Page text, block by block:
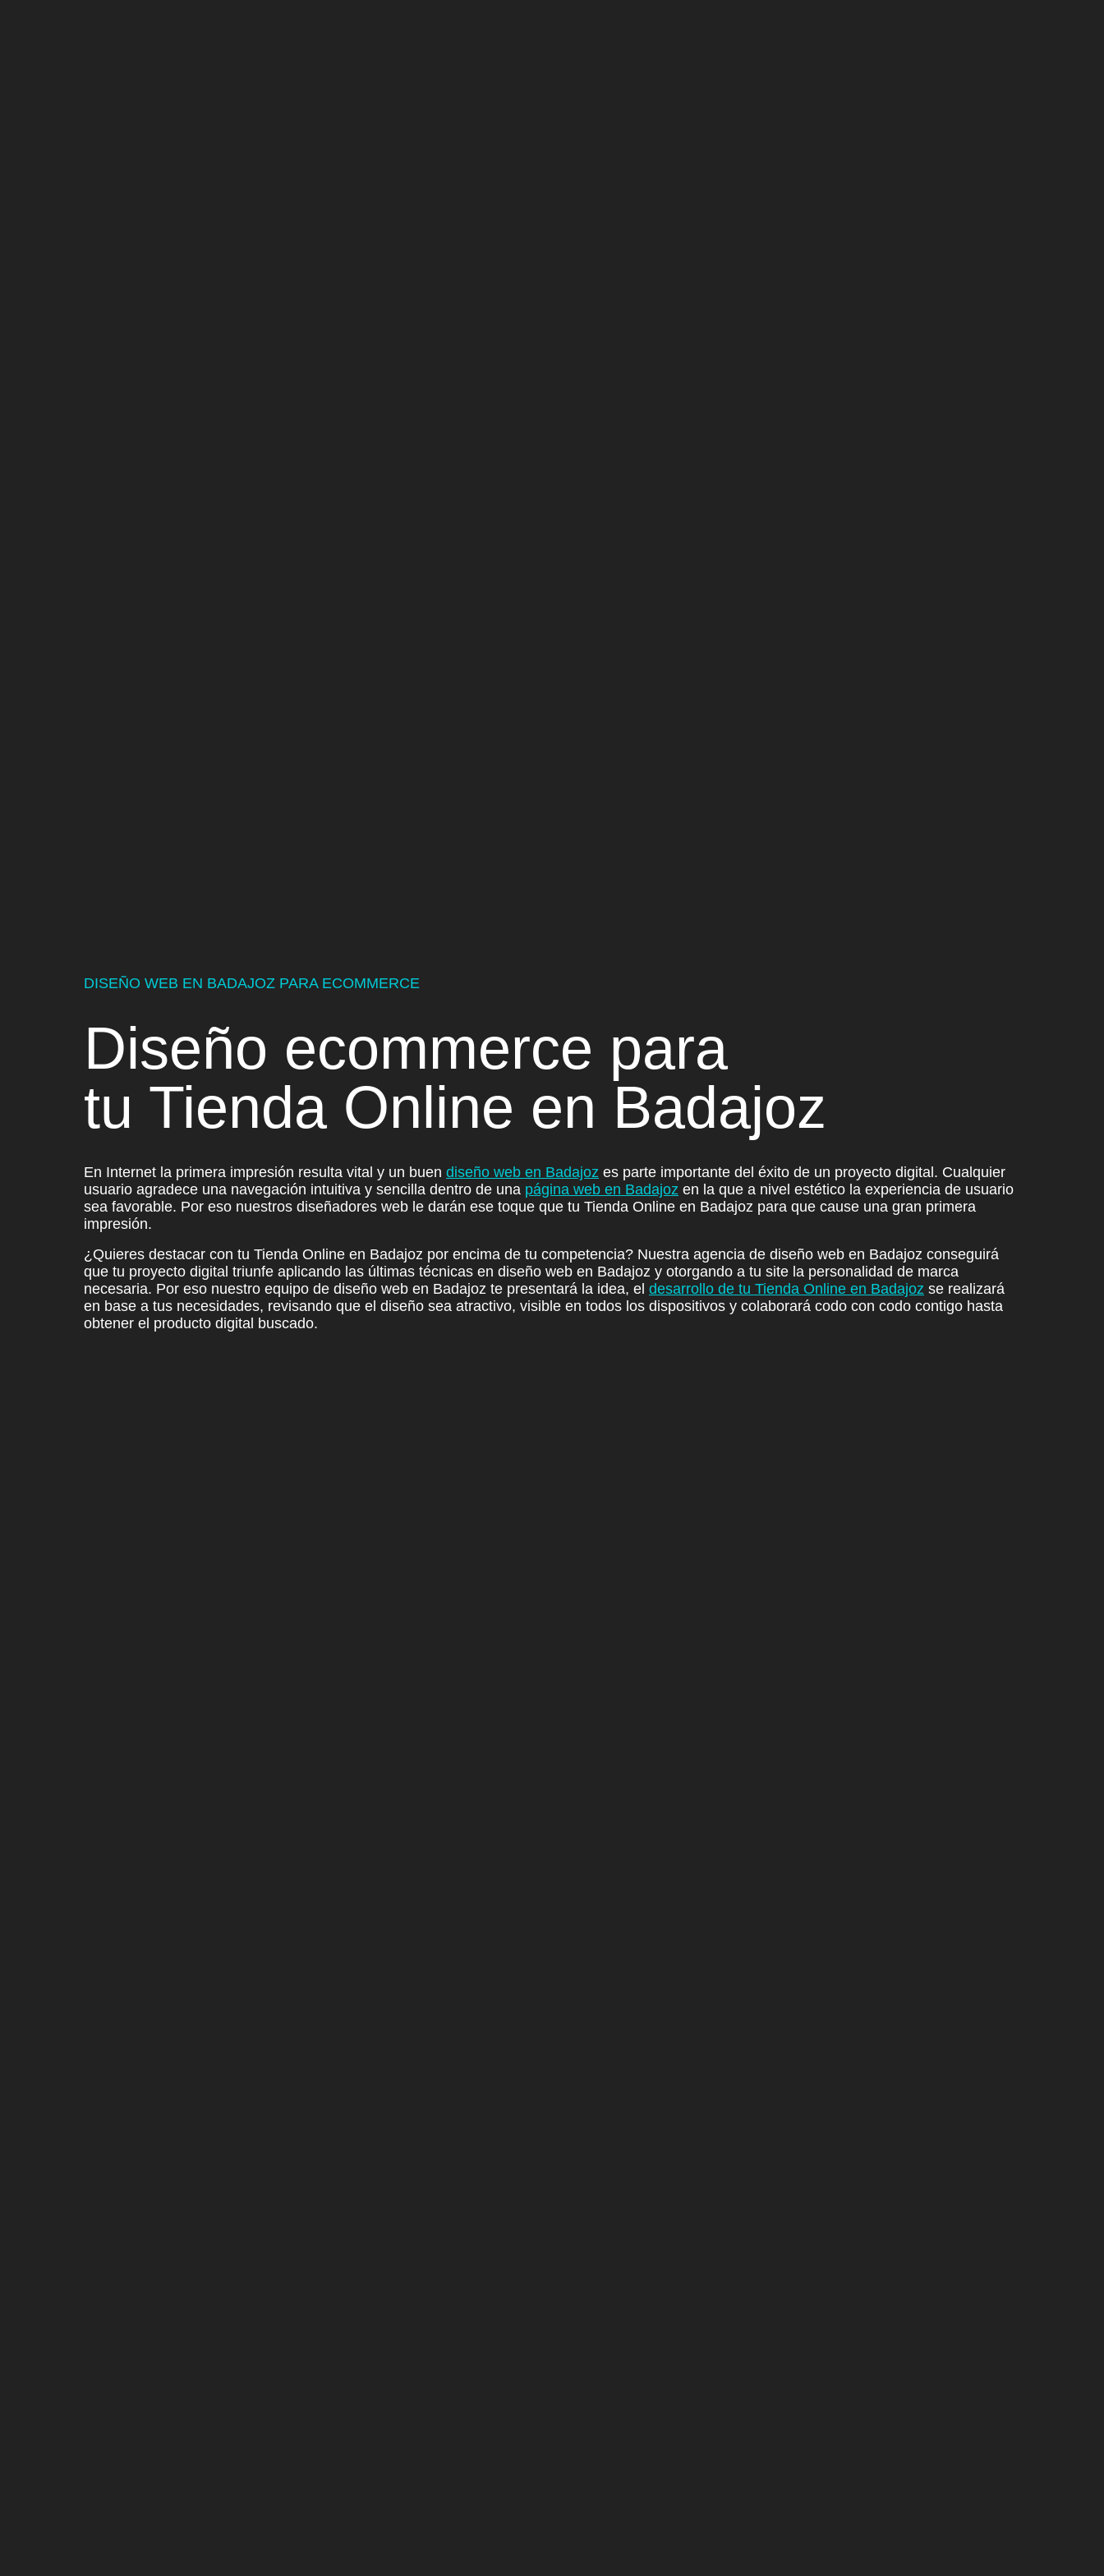
DISEÑO WEB EN BADAJOZ PARA ECOMMERCE
Diseño ecommerce para
tu Tienda Online en Badajoz
En Internet la primera impresión resulta vital y un buen diseño web en Badajoz es parte importante del éxito de un proyecto digital. Cualquier
usuario agradece una navegación intuitiva y sencilla dentro de una página web en Badajoz en la que a nivel estético la experiencia de usuario
sea favorable. Por eso nuestros diseñadores web le darán ese toque que tu Tienda Online en Badajoz para que cause una gran primera
impresión.
¿Quieres destacar con tu Tienda Online en Badajoz por encima de tu competencia? Nuestra agencia de diseño web en Badajoz conseguirá
que tu proyecto digital triunfe aplicando las últimas técnicas en diseño web en Badajoz y otorgando a tu site la personalidad de marca
necesaria. Por eso nuestro equipo de diseño web en Badajoz te presentará la idea, el desarrollo de tu Tienda Online en Badajoz se realizará
en base a tus necesidades, revisando que el diseño sea atractivo, visible en todos los dispositivos y colaborará codo con codo contigo hasta
obtener el producto digital buscado.